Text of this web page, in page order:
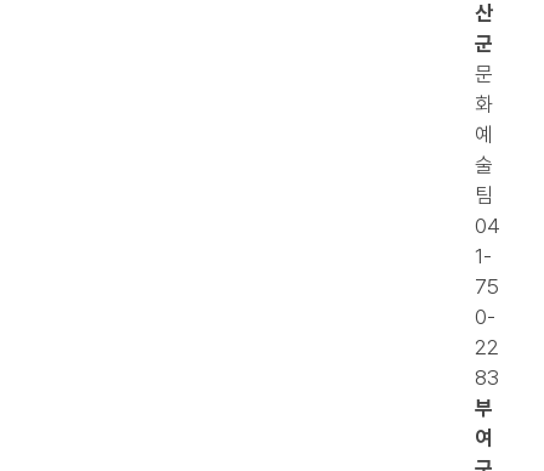
산
군
문
화
예
술
팀
04
1-
75
0-
22
83
부
여